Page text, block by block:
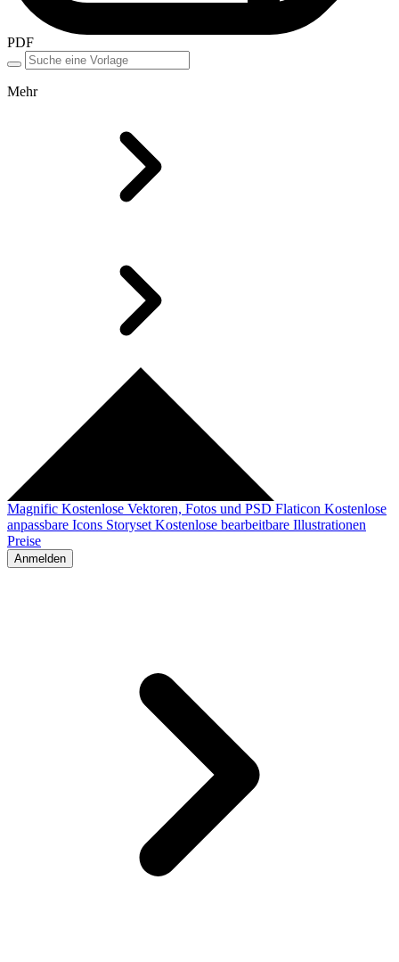
PDF
Mehr
Magnific Kostenlose Vektoren, Fotos und PSD Flaticon Kostenlose
anpassbare Icons Storyset Kostenlose bearbeitbare Illustrationen
Preise
Anmelden